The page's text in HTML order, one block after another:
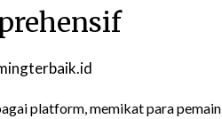
platform, memikat para pemain